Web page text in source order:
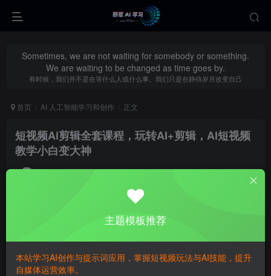
Sometimes, we are not waiting for somebody or something.
We are waiting to be changed as time goes by.
有时候，我们并不是在等什么人或什么事。我们只是在静待岁月改变自己
首页 AI 人工智能学习和创作 正文
短视频Ai剪辑全套课程，玩转AI+剪辑，AI短视频
教学小白变大神
私信
主题模板推荐
本站学习AI创作与提示词应用，掌握短视频玩法与AI技能，提升
自媒体运营效率。